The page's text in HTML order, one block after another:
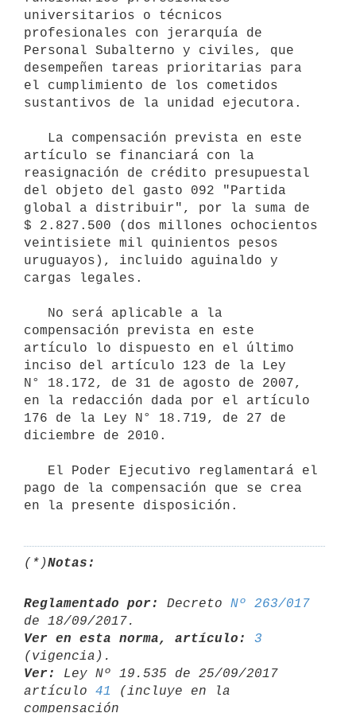
universitarios o técnicos
profesionales con jerarquía de
Personal Subalterno y civiles, que
desempeñen tareas prioritarias para
el cumplimiento de los cometidos
sustantivos de la unidad ejecutora.
artículo se financiará con la
reasignación de crédito presupuestal
del objeto del gasto 092 "Partida
global a distribuir", por la suma de
$ 2.827.500 (dos millones ochocientos
veintisiete mil quinientos pesos
uruguayos), incluido aguinaldo y
cargas legales.
compensación prevista en este
artículo lo dispuesto en el último
inciso del artículo 123 de la Ley
N° 18.172, de 31 de agosto de 2007,
en la redacción dada por el artículo
176 de la Ley N° 18.719, de 27 de
diciembre de 2010.
pago de la compensación que se crea
(*)Notas:
Reglamentado por: Decreto Nº 263/017
Ver en esta norma, artículo:
3
Ver:
Ley Nº 19.535 de 25/09/2017
artículo 41
(incluye en la
compensación